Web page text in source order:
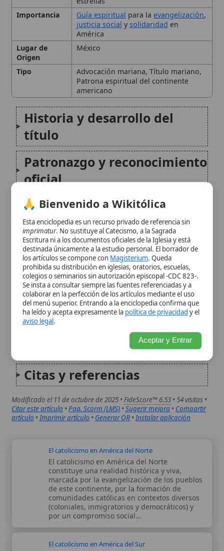
Tipo Advocación mariana, Título mariano,
Patrona espiritual del continente
americano
Historia y desarrollo del
título
Patronazgo y reconocimiento
oficial
Dimensión pastoral y
cultural
Teología mariana de Nuestra
Relevancia contemporánea
Iconografía y símbolos
Conclusión
Citas y referencias
Modificado el 11 de octubre de 2025 •FideScore™ 6.53 • 54 visitas •
Citar este artículo•Paq. Scorm (LMS)•Sugerir mejora•Compartir
artículo•Imprimir artículo
El catolicismo en América del Norte
constituye una realidad histórica y viva,
marcada por la evangelización de los pueblos
comunidades católicas en contextos diversos
(coloniales, inmigratorios y democráticos) y
por un compromiso social...
El catolicismo en América del Sur constituye
una de las realidades históricas y culturales
más influyentes del continente. Su
implantación comenzó con la primera
evangelización del Nuevo Mundo y, a lo largo
de los siglos, se consolidó mediante la vida...
Comité editorial
editorial de Wikitólica. Las afirmaciones
🙏 Bienvenido a Wikitólica
Esta enciclopedia es un recurso privado de referencia sin
. No sustituye al Catecismo, a la Sagrada
Escritura ni a los documentos oficiales de la Iglesia y está
destinada únicamente a la estudio personal. El borrador de
los artículos se compone conMagisterium. Queda
colegios o seminarios sin autorización episcopal -CDC 823-.
Se insta a consultar siempre las fuentes referenciadas y a
colaborar en la perfección de los artículos mediante el uso
del menú superior. Entrando a la enciclopedia confirma que
ha leído y acepta expresamente lapolítica de privacidady el
aviso legal
Aceptar y Entrar